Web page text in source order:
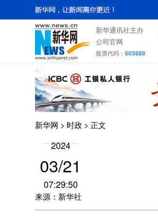
新华通讯社主办
公司官网
股票代码： 603888
新华网 > 时政 > 正文
2024
03/21
07:29:50
来源：新华社